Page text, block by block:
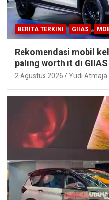
BERITA TERKINI GIIAS
Rekomendasi mobil
paling worth it di GIIAS
2 Agustus 2026 Yudi Atmaja